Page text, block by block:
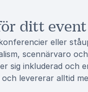
ditt event
eller
scennärvaro
sig inkluderad och
levererar alltid